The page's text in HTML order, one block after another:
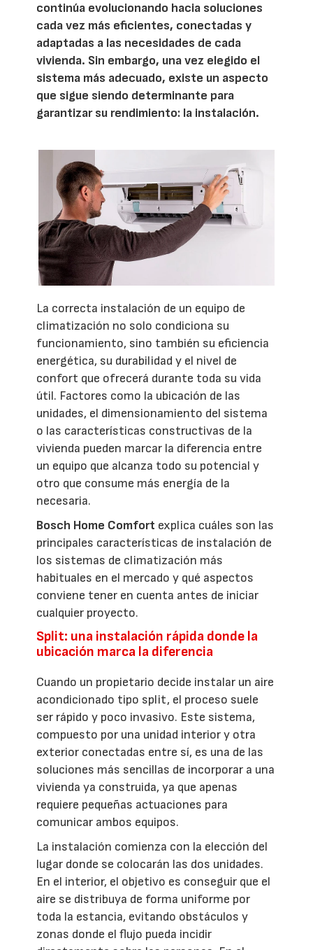
continúa evolucionando hacia soluciones
cada vez más eficientes, conectadas y
adaptadas a las necesidades de cada
vivienda. Sin embargo, una vez elegido el
sistema más adecuado, existe un aspecto
que sigue siendo determinante para
garantizar su rendimiento: la instalación.
La correcta instalación de un equipo de
climatización no solo condiciona su
funcionamiento, sino también su eficiencia
energética, su durabilidad y el nivel de
confort que ofrecerá durante toda su vida
útil. Factores como la ubicación de las
unidades, el dimensionamiento del sistema
o las características constructivas de la
vivienda pueden marcar la diferencia entre
un equipo que alcanza todo su potencial y
otro que consume más energía de la
necesaria.
Bosch Home Comfort explica cuáles son las
principales características de instalación de
los sistemas de climatización más
habituales en el mercado y qué aspectos
conviene tener en cuenta antes de iniciar
cualquier proyecto.
Split: una instalación rápida donde la
ubicación marca la diferencia
Cuando un propietario decide instalar un aire
acondicionado tipo split, el proceso suele
ser rápido y poco invasivo. Este sistema,
compuesto por una unidad interior y otra
exterior conectadas entre sí, es una de las
soluciones más sencillas de incorporar a una
vivienda ya construida, ya que apenas
requiere pequeñas actuaciones para
comunicar ambos equipos.
La instalación comienza con la elección del
lugar donde se colocarán las dos unidades.
En el interior, el objetivo es conseguir que el
aire se distribuya de forma uniforme por
toda la estancia, evitando obstáculos y
zonas donde el flujo pueda incidir